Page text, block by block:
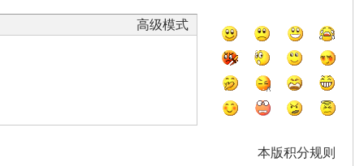
高级模式
本版积分规则